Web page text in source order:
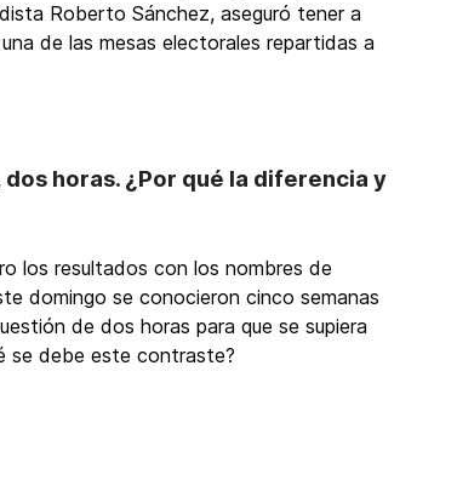
Roberto Sánchez, aseguró tener a
de las mesas electorales repartidas a
horas. ¿Por qué la diferencia y
los resultados con los nombres de
domingo se conocieron cinco semanas
de dos horas para que se supiera
se debe este contraste?